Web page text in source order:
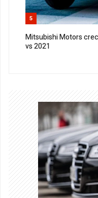
5
Mitsubishi Motors
vs 2021